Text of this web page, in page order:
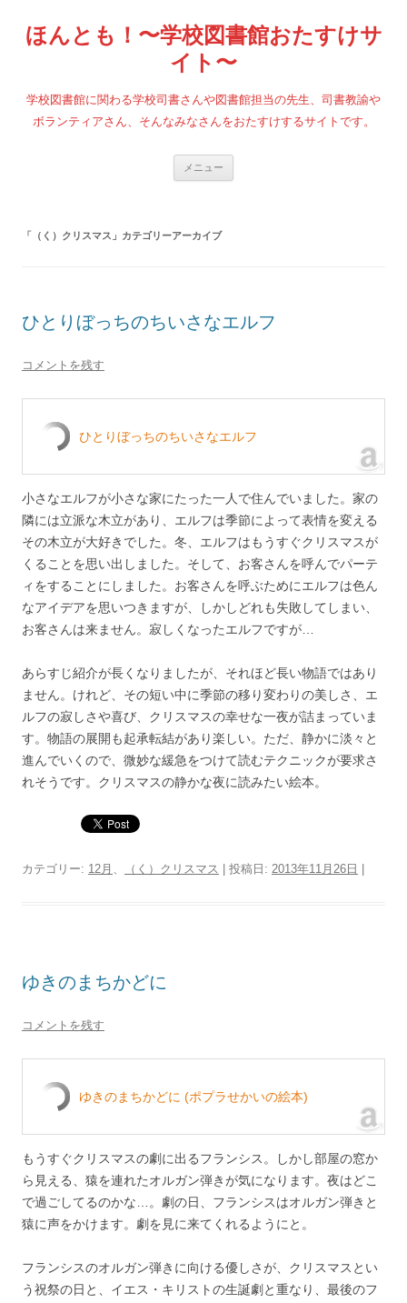
テ
ン
キ
ッ
ほんとも！〜学校図書館おたすけサ
イト〜
学校図書館に関わる学校司書さんや図書館担当の先生、司書教諭や
ボランティアさん、そんなみなさんをおたすけするサイトです。
メニュー
「 （く）クリスマス 」カテゴリーアーカイブ
ひとりぼっちのちいさなエルフ
コメントを残す
ひとりぼっちのちいさなエルフ
小さなエルフが小さな家にたった一人で住んでいました。家の
隣には立派な木立があり、エルフは季節によって表情を変える
その木立が大好きでした。冬、エルフはもうすぐクリスマスが
くることを思い出しました。そして、お客さんを呼んでパーテ
ィをすることにしました。お客さんを呼ぶためにエルフは色ん
なアイデアを思いつきますが、しかしどれも失敗してしまい、
お客さんは来ません。寂しくなったエルフですが…
あらすじ紹介が長くなりましたが、それほど長い物語ではあり
ません。けれど、その短い中に季節の移り変わりの美しさ、エ
ルフの寂しさや喜び、クリスマスの幸せな一夜が詰まっていま
す。物語の展開も起承転結があり楽しい。ただ、静かに淡々と
進んでいくので、微妙な緩急をつけて読むテクニックが要求さ
れそうです。クリスマスの静かな夜に読みたい絵本。
カテゴリー: 12月 、 （く）クリスマス | 投稿日: 2013年11月26日
ゆきのまちかどに
コメントを残す
ゆきのまちかどに (ポプラせかいの絵本)
もうすぐクリスマスの劇に出るフランシス。しかし部屋の窓か
ら見える、猿を連れたオルガン弾きが気になります。夜はどこ
で過ごしてるのかな…。劇の日、フランシスはオルガン弾きと
猿に声をかけます。劇を見に来てくれるようにと。
フランシスのオルガン弾きに向ける優しさが、クリスマスとい
う祝祭の日と、イエス・キリストの生誕劇と重なり、最後のフ